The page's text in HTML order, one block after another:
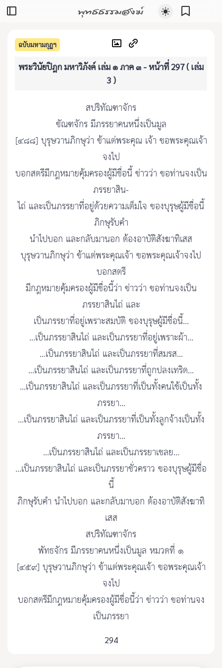
พุทธธรรมสงฆ์
ฉบับมหามกุฏฯ
พระวินัยปิฎก มหาวิภังค์ เล่ม ๑ ภาค ๓ - หน้าที่ 297 ( เล่ม
3 )
สปริทัณฑาจักร
ขัณฑจักร มีภรรยาคนหนึ่งเป็นมูล
[๔๘๘] บุรุษวานภิกษุว่า ข้าแต่พระคุณ เจ้า ขอพระคุณเจ้า
จงไป
บอกสตรีมีกฎหมายคุ้มครองผู้มีชื่อนี้ ข่าวว่า ขอท่านจงเป็น
ภรรยาสิน-
ไถ่ และเป็นภรรยาที่อยู่ด้วยความเต็มใจ ของบุรุษผู้มีชื่อนี้
ภิกษุรับคำ
นำไปบอก และกลับมานอก ต้องอาบัติสังฆาทิเสส
บุรุษวานภิกษุว่า ข้าแต่พระคุณเจ้า ขอพระคุณเจ้าจงไป
บอกสตรี
มีกฎหมายคุ้มครองผู้มีชื่อนี้ว่า ข่าวว่า ขอท่านจงเป็น
ภรรยาสินไถ่ และ
เป็นภรรยาที่อยู่เพราะสมบัติ ของบุรุษผู้มีชื่อนี้...
...เป็นภรรยาสินไถ่ และเป็นภรรยาที่อยู่เพราะผ้า...
...เป็นภรรยาสินไถ่ และเป็นภรรยาที่สมรส...
...เป็นภรรยาสินไถ่ และเป็นภรรยาที่ถูกปลงเทริด...
...เป็นภรรยาสินไถ่ และเป็นภรรยาที่เป็นทั้งคนใช้เป็นทั้ง
ภรรยา...
...เป็นภรรยาสินไถ่ และเป็นภรรยาที่เป็นทั้งลูกจ้างเป็นทั้ง
ภรรยา...
...เป็นภรรยาสินไถ่ และเป็นภรรยาเชลย...
...เป็นภรรยาสินไถ่ และเป็นภรรยาชั่วคราว ของบุรุษผู้มีชื่อ
นี้
ภิกษุรับคำ นำไปบอก และกลับมาบอก ต้องอาบัติสังฆาทิ
เสส
สปริทัณฑาจักร
พัทธจักร มีภรรยาคนหนึ่งเป็นมูล หมวดที่ ๑
[๔๕๙] บุรุษวานภิกษุว่า ข้าแต่พระคุณเจ้า ขอพระคุณเจ้า
จงไป
บอกสตรีมีกฎหมายคุ้มครองผู้มีชื่อนี้ว่า ข่าวว่า ขอท่านจง
เป็นภรรยา
294